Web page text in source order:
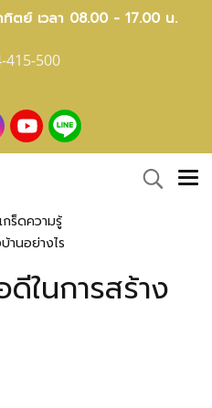
ตย์ เวลา 08.00 - 17.00 น.
415-500
เกร็ดความรู้
านอย่างไร
ในการสร้าง